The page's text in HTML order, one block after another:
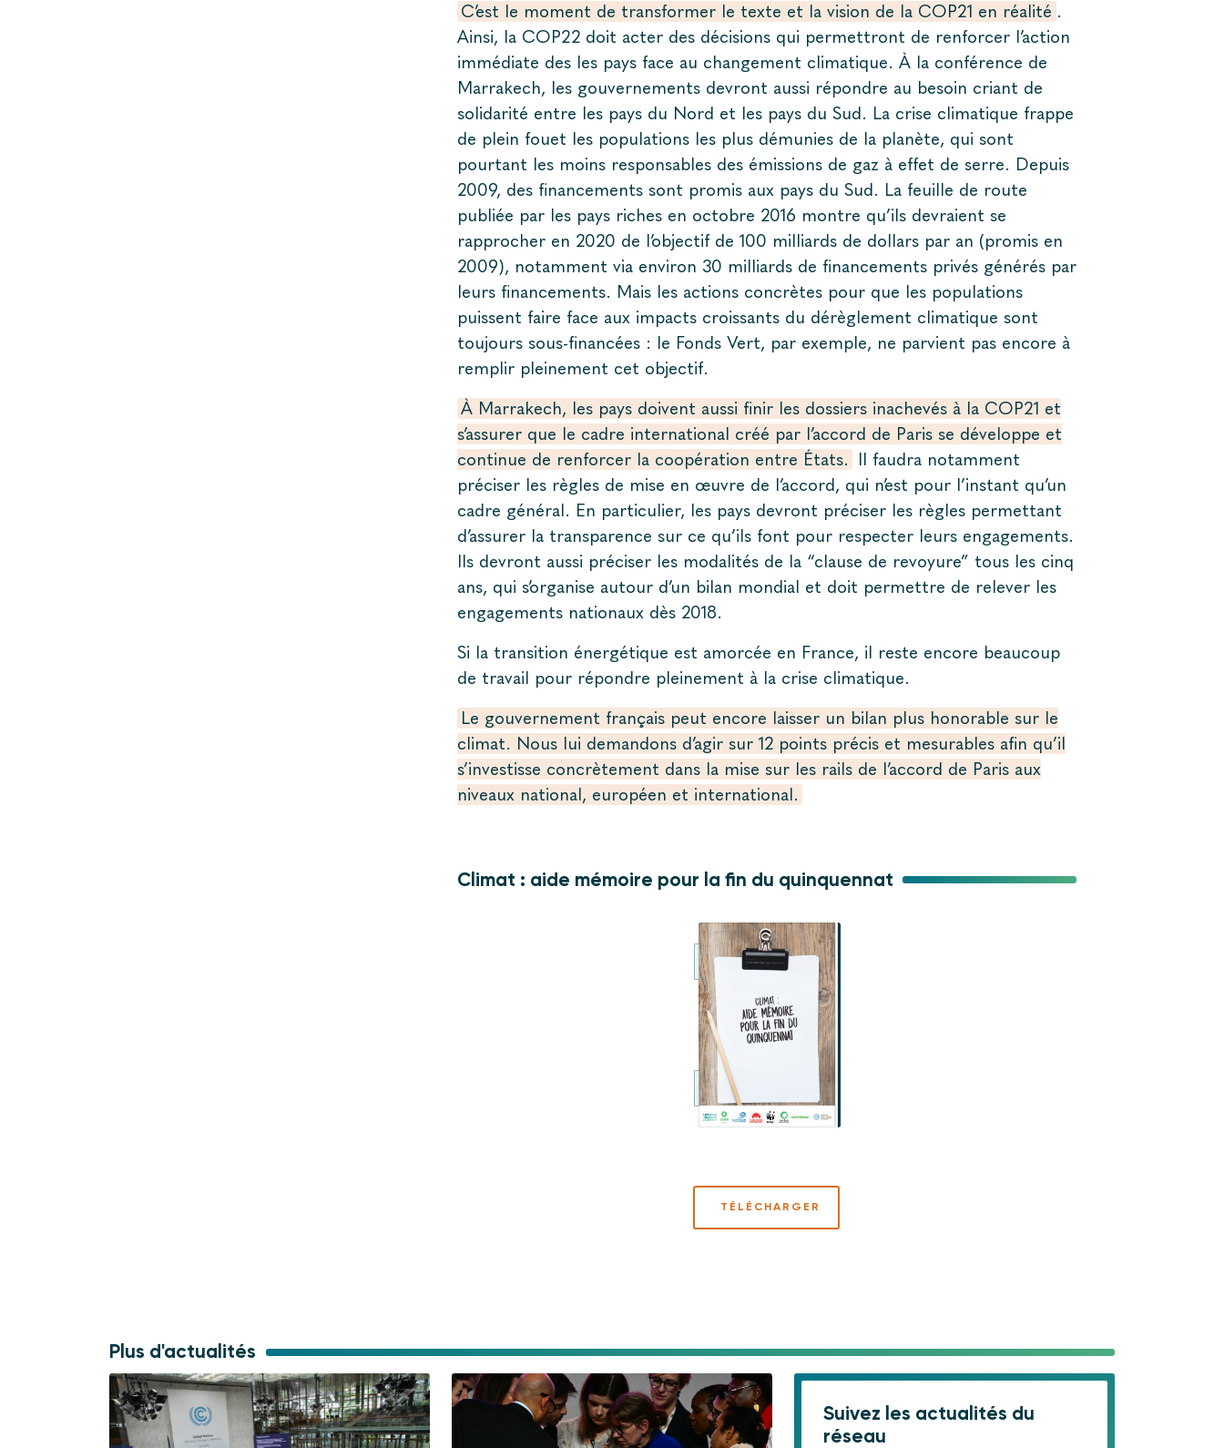
C’est le moment de transformer le texte et la vision de la COP21 en réalité .
Ainsi, la COP22 doit acter des décisions qui permettront de renforcer l’action
immédiate des les pays face au changement climatique. À la conférence de
Marrakech, les gouvernements devront aussi répondre au besoin criant de
solidarité entre les pays du Nord et les pays du Sud. La crise climatique frappe
de plein fouet les populations les plus démunies de la planète, qui sont
pourtant les moins responsables des émissions de gaz à effet de serre. Depuis
2009, des financements sont promis aux pays du Sud. La feuille de route
publiée par les pays riches en octobre 2016 montre qu’ils devraient se
rapprocher en 2020 de l’objectif de 100 milliards de dollars par an (promis en
2009), notamment via environ 30 milliards de financements privés générés par
leurs financements. Mais les actions concrètes pour que les populations
puissent faire face aux impacts croissants du dérèglement climatique sont
toujours sous-financées : le Fonds Vert, par exemple, ne parvient pas encore à
remplir pleinement cet objectif.
À Marrakech, les pays doivent aussi finir les dossiers inachevés à la COP21 et
s’assurer que le cadre international créé par l’accord de Paris se développe et
continue de renforcer la coopération entre États.
Il faudra notamment
préciser les règles de mise en œuvre de l’accord, qui n’est pour l’instant qu’un
cadre général. En particulier, les pays devront préciser les règles permettant
d’assurer la transparence sur ce qu’ils font pour respecter leurs engagements.
Ils devront aussi préciser les modalités de la “clause de revoyure” tous les cinq
ans, qui s’organise autour d’un bilan mondial et doit permettre de relever les
engagements nationaux dès 2018.
Si la transition énergétique est amorcée en France, il reste encore beaucoup
de travail pour répondre pleinement à la crise climatique.
Le gouvernement français peut encore laisser un bilan plus honorable sur le
climat. Nous lui demandons d’agir sur 12 points précis et mesurables afin qu’il
s’investisse concrètement dans la mise sur les rails de l’accord de Paris aux
niveaux national, européen et international.
Climat : aide mémoire pour la fin du quinquennat
TÉLÉCHARGER
Plus d'actualités
Suivez les actualités du
réseau